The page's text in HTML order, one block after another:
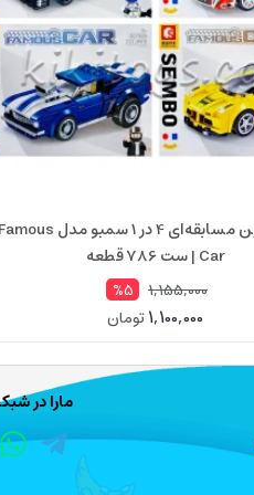
لگو ماشین مسابقه‌ای 4 در 1 سمبو مدل Famous
Car | ست 786 قطعه
1,155,000
%5
1,100,000تومان
مارا در